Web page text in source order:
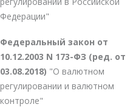
Федерации"
Федеральный закон от
10.12.2003 N 173-ФЗ (ред. от
03.08.2018) "О валютном
регулировании и валютном
контроле"